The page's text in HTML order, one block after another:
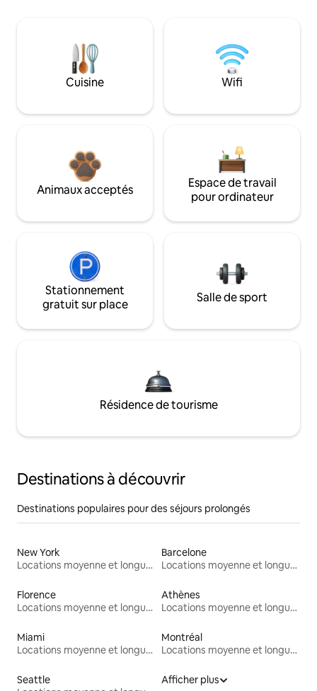
Cuisine Wifi
Animaux acceptés
Espace de travail
pour ordinateur
Stationnement
gratuit sur place
Salle de sport
Résidence de tourisme
Destinations à découvrir
Destinations populaires pour des séjours prolongés
New York
Locations moyenne et longue durée
Barcelone
Locations moyenne et longue durée
Florence
Locations moyenne et longue durée
Athènes
Locations moyenne et longue durée
Miami
Locations moyenne et longue durée
Montréal
Locations moyenne et longue durée
Seattle
Afficher plus